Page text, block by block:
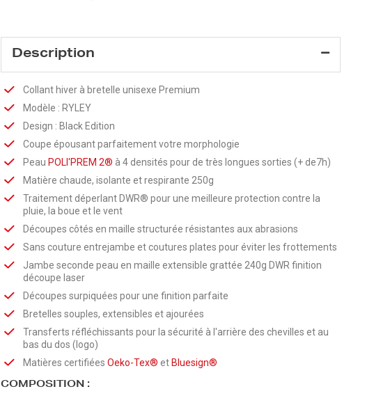
Description
Collant hiver à bretelle unisexe Premium
Modèle : RYLEY
Design : Black Edition
Coupe épousant parfaitement votre morphologie
Peau POLI'PREM 2® à 4 densités pour de très longues sorties (+ de7h)
Matière chaude, isolante et respirante 250g
Traitement déperlant DWR® pour une meilleure protection contre la
pluie, la boue et le vent
Découpes côtés en maille structurée résistantes aux abrasions
Sans couture entrejambe et coutures plates pour éviter les frottements
Jambe seconde peau en maille extensible grattée 240g DWR finition
découpe laser
Découpes surpiquées pour une finition parfaite
Bretelles souples, extensibles et ajourées
Transferts réfléchissants pour la sécurité à l'arrière des chevilles et au
bas du dos (logo)
Matières certifiées Oeko-Tex® et Bluesign®
COMPOSITION :